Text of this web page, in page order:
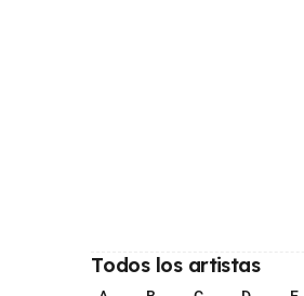
Todos los artistas